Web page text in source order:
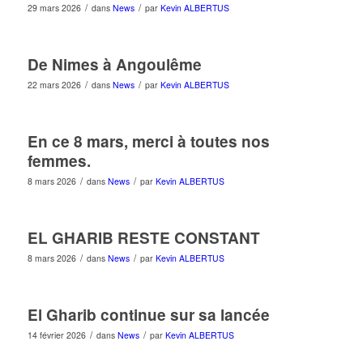
29 mars 2026 / dans News / par Kevin ALBERTUS
De Nimes à Angoulême
22 mars 2026 / dans News / par Kevin ALBERTUS
En ce 8 mars, merci à toutes nos
femmes.
8 mars 2026 / dans News / par Kevin ALBERTUS
EL GHARIB RESTE CONSTANT
8 mars 2026 / dans News / par Kevin ALBERTUS
El Gharib continue sur sa lancée
14 février 2026 / dans News / par Kevin ALBERTUS